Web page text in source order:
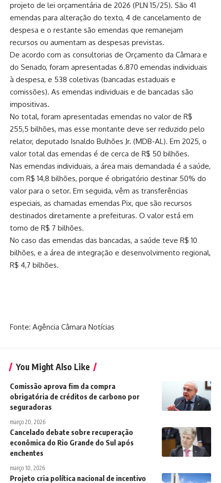
projeto de lei orçamentária de 2026 (PLN 15/25). São 41
emendas para alteração do texto, 4 de cancelamento de
despesa e o restante são emendas que remanejam
recursos ou aumentam as despesas previstas.
De acordo com as consultorias de Orçamento da Câmara e
do Senado, foram apresentadas 6.870 emendas individuais
à despesa, e 538 coletivas (bancadas estaduais e
comissões). As emendas individuais e de bancadas são
impositivas.
No total, foram apresentadas emendas no valor de R$
255,5 bilhões, mas esse montante deve ser reduzido pelo
relator, deputado Isnaldo Bulhões Jr. (MDB-AL). Em 2025, o
valor total das emendas é de cerca de R$ 50 bilhões.
Nas emendas individuais, a área mais demandada é a saúde,
com R$ 14,8 bilhões, porque é obrigatório destinar 50% do
valor para o setor. Em seguida, vêm as transferências
especiais, as chamadas emendas Pix, que são recursos
destinados diretamente a prefeituras. O valor está em
torno de R$ 7 bilhões.
No caso das emendas das bancadas, a saúde teve R$ 10
bilhões, e a área de integração e desenvolvimento regional,
R$ 4,7 bilhões.
Fonte: Agência Câmara Notícias
You Might Also Like
Comissão aprova fim da compra
obrigatória de créditos de carbono por
seguradoras
março 20, 2026
Cancelado debate sobre recuperação
econômica do Rio Grande do Sul após
enchentes
março 10, 2026
Projeto cria política nacional de incentivo